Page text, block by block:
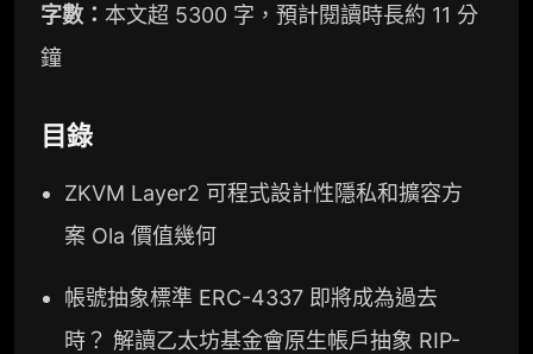
字數： 本文超 5300 字，預計閱讀時長約 11 分
鐘
目錄
ZKVM Layer2 可程式設計性隱私和擴容方
案 Ola 價值幾何
帳號抽象標準 ERC-4337 即將成為過去
時？ 解讀乙太坊基金會原生帳戶抽象 RIP-